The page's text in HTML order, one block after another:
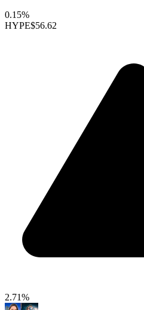
0.15%
HYPE$56.62
2.71%